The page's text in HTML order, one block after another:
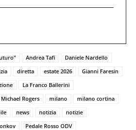
Andrea Tafi
Daniele Nardello
diretta estate 2026
Gianni Faresin
La Franco Ballerini
Michael Rogers milano
milano cortina
news notizia
notizie
Pedale Rosso ODV